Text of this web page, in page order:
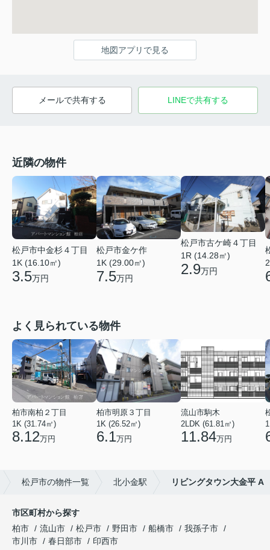
地図アプリで見る
メールで共有する LINEで共有する
近隣の物件
松戸市中金杉４丁目
1K (16.10㎡)
3.5万円
松戸市金ケ作
1K (29.00㎡)
7.5万円
松戸市古ケ崎４丁目
1R (14.28㎡)
2.9万円
よく見られている物件
柏市南柏２丁目
1K (31.74㎡)
8.12万円
柏市明原３丁目
1K (26.52㎡)
6.1万円
流山市駒木
2LDK (61.81㎡)
11.84万円
松戸市の物件一覧 北小金駅 リビングタウン大金平 A
市区町村から探す
柏市
流山市 松戸市 野田市 船橋市
我孫子市
市川市
春日部市
印西市